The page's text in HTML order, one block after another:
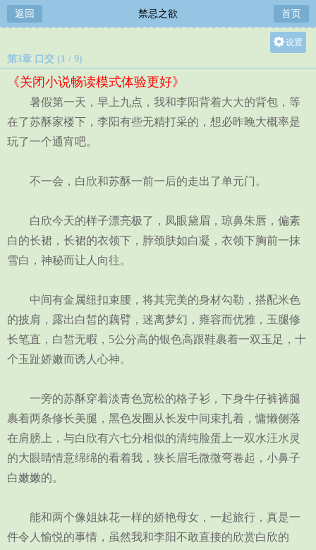
返回 禁忌之欲 首页
设置
中
小
第3章 口交 (1 / 9)
《关闭小说畅读模式体验更好》
暑假第一天，早上九点，我和李阳背着大大的背包，等
在了苏酥家楼下，李阳有些无精打采的，想必昨晚大概率是
玩了一个通宵吧。
不一会，白欣和苏酥一前一后的走出了单元门。
白欣今天的样子漂亮极了，凤眼黛眉，琼鼻朱唇，偏素
白的长裙，长裙的衣领下，脖颈肤如白凝，衣领下胸前一抹
雪白，神秘而让人向往。
中间有金属纽扣束腰，将其完美的身材勾勒，搭配米色
的披肩，露出白皙的藕臂，迷离梦幻，雍容而优雅，玉腿修
长笔直，白皙无暇，5公分高的银色高跟鞋裹着一双玉足，十
个玉趾娇嫩而诱人心神。
一旁的苏酥穿着淡青色宽松的格子衫，下身牛仔裤裤腿
裹着两条修长美腿，黑色发圈从长发中间束扎着，慵懒侧落
在肩膀上，与白欣有六七分相似的清纯脸蛋上一双水汪水灵
的大眼睛情意绵绵的看着我，狭长眉毛微微弯卷起，小鼻子
白嫩嫩的。
能和两个像姐妹花一样的娇艳母女，一起旅行，真是一
件令人愉悦的事情，虽然我和李阳不敢直接的欣赏白欣的